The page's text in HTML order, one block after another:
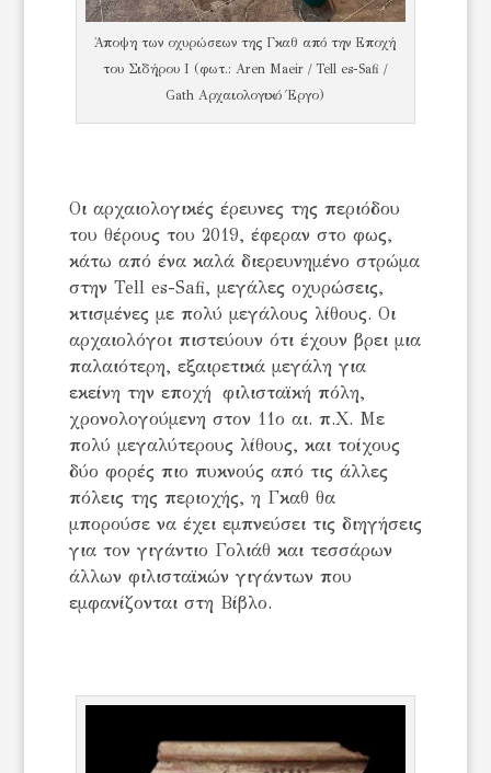
Άποψη των οχυρώσεων της Γκαθ από την Εποχή
του Σιδήρου Ι (φωτ.: Aren Maeir / Tell es-Safi /
Gath Αρχαιολογικό Έργο)
Οι αρχαιολογικές έρευνες της περιόδου
του θέρους του 2019, έφεραν στο φως,
κάτω από ένα καλά διερευνημένο στρώμα
στην Tell es-Safi, μεγάλες οχυρώσεις,
κτισμένες με πολύ μεγάλους λίθους. Οι
αρχαιολόγοι πιστεύουν ότι έχουν βρει μια
παλαιότερη, εξαιρετικά μεγάλη για
εκείνη την εποχή φιλισταϊκή πόλη,
χρονολογούμενη στον 11ο αι. π.Χ. Με
πολύ μεγαλύτερους λίθους, και τοίχους
δύο φορές πιο πυκνούς από τις άλλες
πόλεις της περιοχής, η Γκαθ θα
μπορούσε να έχει εμπνεύσει τις διηγήσεις
για τον γιγάντιο Γολιάθ και τεσσάρων
άλλων φιλισταϊκών γιγάντων που
εμφανίζονται στη Βίβλο.